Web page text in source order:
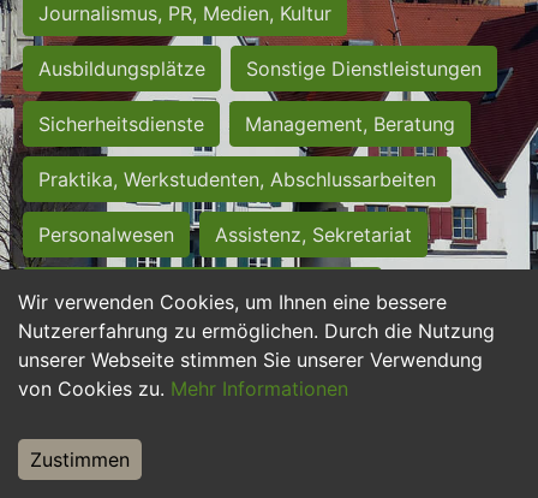
Wir verwenden Cookies, um Ihnen eine bessere
Nutzererfahrung zu ermöglichen. Durch die Nutzung
unserer Webseite stimmen Sie unserer Verwendung
von Cookies zu. Mehr Informationen
Zustimmen
Journalismus, PR, Medien, Kultur
Ausbildungsplätze Sonstige Dienstleistungen
Sicherheitsdienste Management, Beratung
Praktika, Werkstudenten, Abschlussarbeiten
Personalwesen Assistenz, Sekretariat
Hilfskräfte, Aushilfs- und Nebenjobs
Einkauf, Logistik, Materialwirtschaft
Weiterbildung, Studium, duale Ausbildung
Tourismus